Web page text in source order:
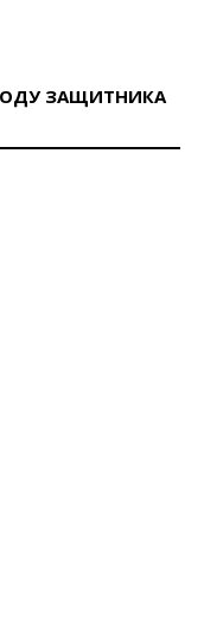
ЗАЩИТНИКА